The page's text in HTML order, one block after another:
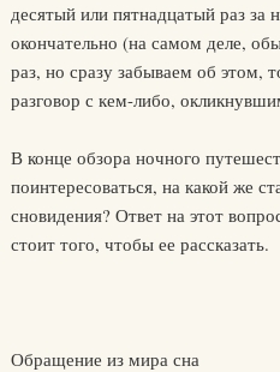
десятый или пятнадцатый раз за
окончательно (на самом деле,
раз, но сразу забываем об этом,
разговор с кем-либо,
В конце обзора ночного
поинтересоваться, на какой же
сновидения? Ответ на этот
стоит того, чтобы ее рассказать.
Обращение из мира сна